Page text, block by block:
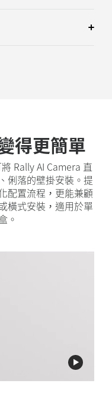
得更簡單
Rally AI Camera 直
俐落的壁掛安裝。提
配置流程，更能兼顧
橫式安裝，適用於單
。